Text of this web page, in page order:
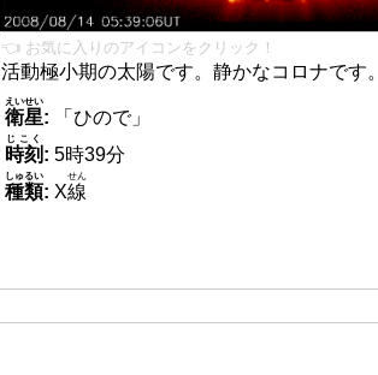
👈 お気に入りのアイコンをクリック！
活動極小期の太陽です。静かなコロナです。
衛星
えいせい
:
「ひので」
時刻
じこく
: 5時39分
種類
しゅるい
: X線
せん